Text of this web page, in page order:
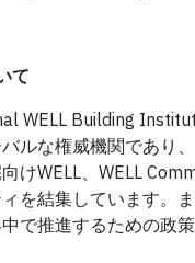
て
WELL Building
ルな権威機関であり
けWELL、WELL
を結集しています。
で推進するための政